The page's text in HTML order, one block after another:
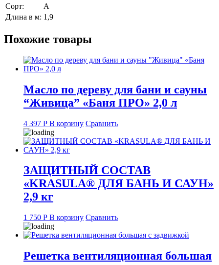
Сорт:
А
Длина в м: 1,9
Похожие товары
Масло по дереву для бани и сауны
“Живица” «Баня ПРО» 2,0 л
4 397 Р В корзину Сравнить
ЗАЩИТНЫЙ СОСТАВ
«KRASULA® ДЛЯ БАНЬ И САУН»
2,9 кг
1 750 Р В корзину Сравнить
Решетка вентиляционная большая